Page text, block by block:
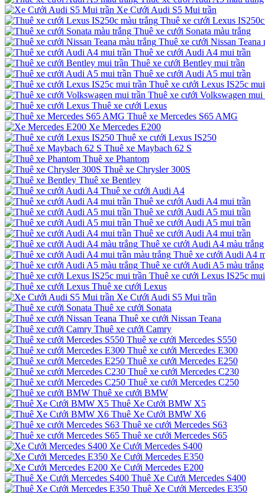
Xe Cưới Audi S5 Mui trần
Thuê xe cưới Lexus
Thuê xe cưới Sonata màu trắng
Thuê xe cưới Nissan Teana
Thuê xe cưới Audi A4 mui trần
Thuê xe cưới Bentley mui trần
Thuê xe cưới Audi A5 mui trần
Thuê xe cưới Lexus IS25c
Thuê xe cưới Volkswagen mui
Thuê xe cưới Lexus
Thuê xe Mercedes S65 AMG
Xe Mercedes E200
Thuê xe cưới Lexus IS250
Thuê xe Maybach 62 S
Thuê xe Phantom
Thuê xe Chrysler 300S
Thuê xe Bentley
Thuê xe cưới Audi A4
Thuê xe cưới Audi A4 mui trần
Thuê xe cưới Audi A5 mui trần
Thuê xe cưới Audi A5 mui trần
Thuê xe cưới Audi A4 mui trần
Thuê xe cưới Audi A4 màu trắng
Thuê xe cưới Audi A4
Thuê xe cưới Audi A5 màu trắng
Thuê xe cưới Lexus IS25c
Thuê xe cưới Lexus
Xe Cưới Audi S5 Mui trần
Thuê xe cưới Sonata
Thuê xe cưới Nissan Teana
Thuê xe cưới Camry
Thuê xe cưới Mercedes S550
Thuê xe cưới Mercedes E300
Thuê xe cưới Mercedes E250
Thuê xe cưới Mercedes C230
Thuê xe cưới Mercedes C250
Thuê xe cưới BMW
Thuê Xe Cưới BMW X5
Thuê Xe Cưới BMW X6
Thuê xe cưới Mercedes S63
Thuê xe cưới Mercedes S65
Xe Cưới Mercedes S400
Xe Cưới Mercedes E350
Xe Cưới Mercedes E200
Thuê Xe Cưới Mercedes S400
Thuê Xe Cưới Mercedes E350